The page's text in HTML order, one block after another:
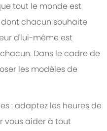
tout le monde est
chacun souhaite
d'lui-même est
Dans le cadre de
les modèles de
: adaptez les heures de
vous aider à tout